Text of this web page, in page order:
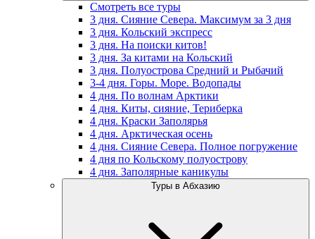
Смотреть все туры
3 дня. Сияние Севера. Максимум за 3 дня
3 дня. Кольский экспресс
3 дня. На поиски китов!
3 дня. За китами на Кольский
3 дня. Полуострова Средний и Рыбачий
3-4 дня. Горы. Море. Водопады
4 дня. По волнам Арктики
4 дня. Киты, сияние, Териберка
4 дня. Краски Заполярья
4 дня. Арктическая осень
4 дня. Сияние Севера. Полное погружение
4 дня по Кольскому полуострову
4 дня. Заполярные каникулы
Туры в Абхазию